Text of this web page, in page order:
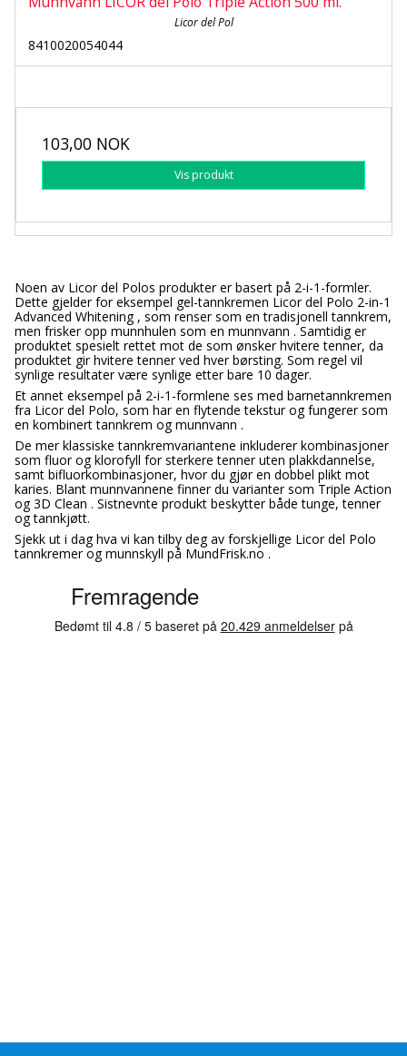
Licor del Pol
8410020054044
103,00 NOK
Vis produkt
Noen av Licor del Polos produkter er basert på 2-i-1-formler.
Dette gjelder for eksempel gel-tannkremen Licor del Polo 2-in-1
Advanced Whitening , som renser som en tradisjonell tannkrem,
men frisker opp munnhulen som en munnvann . Samtidig er
produktet spesielt rettet mot de som ønsker hvitere tenner, da
produktet gir hvitere tenner ved hver børsting. Som regel vil
synlige resultater være synlige etter bare 10 dager.
Et annet eksempel på 2-i-1-formlene ses med barnetannkremen
fra Licor del Polo, som har en flytende tekstur og fungerer som
en kombinert tannkrem og munnvann .
De mer klassiske tannkremvariantene inkluderer kombinasjoner
som fluor og klorofyll for sterkere tenner uten plakkdannelse,
samt bifluorkombinasjoner, hvor du gjør en dobbel plikt mot
karies. Blant munnvannene finner du varianter som Triple Action
og 3D Clean . Sistnevnte produkt beskytter både tunge, tenner
og tannkjøtt.
Sjekk ut i dag hva vi kan tilby deg av forskjellige Licor del Polo
tannkremer og munnskyll på MundFrisk.no .